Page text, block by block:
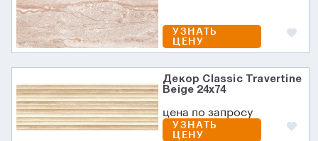
УЗНАТЬ
ЦЕНУ
Декор Classic Travertine
Beige 24x74
цена по запросу
УЗНАТЬ
ЦЕНУ